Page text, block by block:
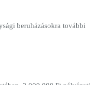
beruházásokra további